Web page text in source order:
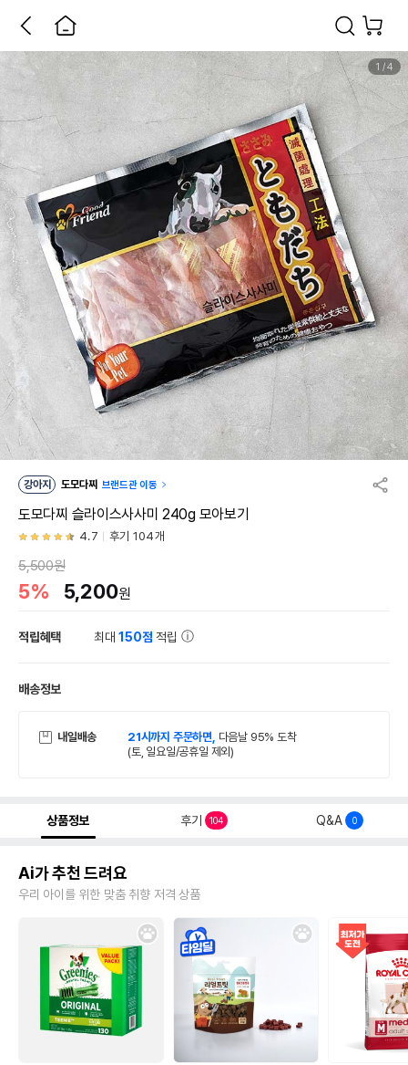
1 /4
강아지 도모다찌 브랜드관 이동
도모다찌 슬라이스사사미 240g 모아보기
4.7 후기 104개
5,500원
5% 5,200원
적립혜택 최대150점 적립
배송정보
내일배송 21시까지 주문하면, 다음날 95% 도착
(토, 일요일/공휴일 제외)
상품정보 후기 104 Q&A 0
Ai가 추천 드려요
우리 아이를 위한 맞춤 취향 저격 상품